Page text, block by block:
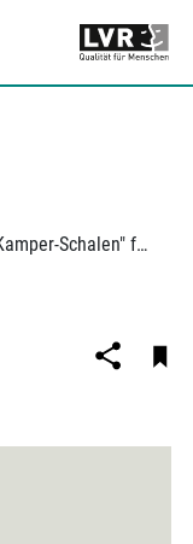
"Kamper-Schalen" für den Hausbau